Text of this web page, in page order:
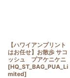
【ハワイアンプリント
はお任せ】お散歩 サコ
ッシュ プアケニケニ
[HQ_ST_BAG_PUA_Li
mited]